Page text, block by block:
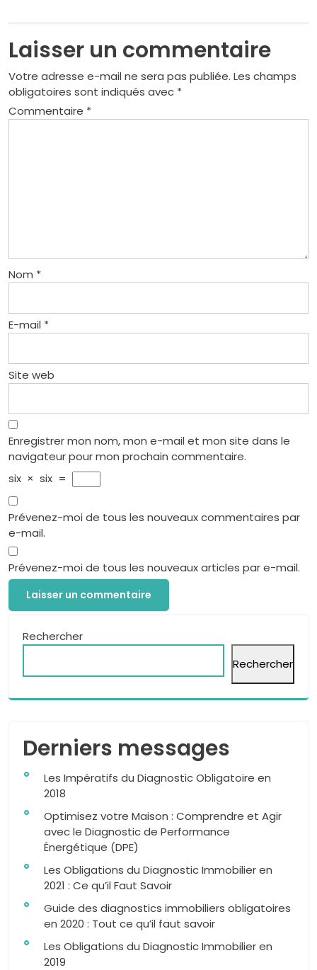
Laisser un commentaire
Votre adresse e-mail ne sera pas publiée. Les champs
obligatoires sont indiqués avec *
Commentaire *
Nom *
E-mail *
Site web
Enregistrer mon nom, mon e-mail et mon site dans le
navigateur pour mon prochain commentaire.
six × six =
Prévenez-moi de tous les nouveaux commentaires par
e-mail.
Prévenez-moi de tous les nouveaux articles par e-mail.
Rechercher
Rechercher
Derniers messages
Les Impératifs du Diagnostic Obligatoire en
2018
Optimisez votre Maison : Comprendre et Agir
avec le Diagnostic de Performance
Énergétique (DPE)
Les Obligations du Diagnostic Immobilier en
2021 : Ce qu’il Faut Savoir
Guide des diagnostics immobiliers obligatoires
en 2020 : Tout ce qu’il faut savoir
Les Obligations du Diagnostic Immobilier en
2019